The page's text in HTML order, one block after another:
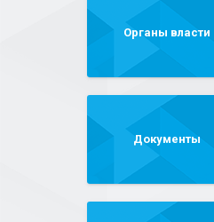
Органы власти
Документы